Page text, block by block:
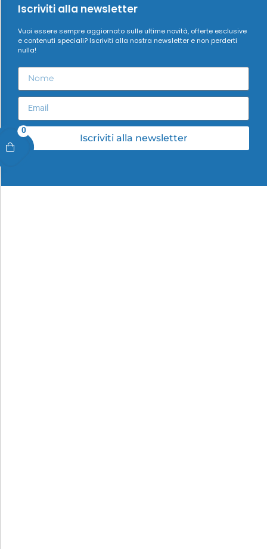
0
Iscriviti alla newsletter
Vuoi essere sempre aggiornato sulle ultime novità, offerte esclusive
e contenuti speciali? Iscriviti alla nostra newsletter e non perderti
nulla!
Iscriviti alla newsletter